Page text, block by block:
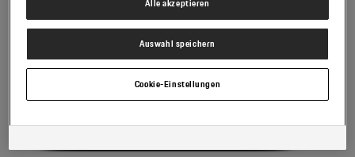
Höhe: 1 392 mm
Es steht Ihnen frei, Ihre Einwilligung jederzeit zu geben, zu verweigern
oder zurückzuziehen.
Verantwortlich für diese Website und die Cookies ist die Porsche Austria
GmbH und Co. OG. Nähere Informationen über Cookies finden Sie in der
Cookie-Richtlinie oder in den Cookie-Einstellungen. Sie finden die Cookie-
Einstellungen am Ende der Webseite.
Hinweis zu Cookies für Marketingzwecke:Sofern Sie über einen von uns
Daten, sofern Sie dem explizit zugestimmt („Cookies mit
Auswahl speichern
Cookie-Einstellungen